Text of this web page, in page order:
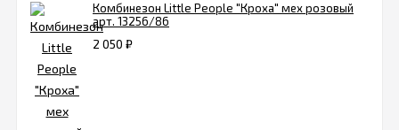
Комбинезон Little People "Кроха" мех розовый
арт. 13256/86
2 050 ₽